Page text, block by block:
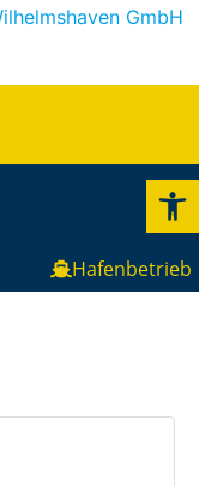
Hafenbetrieb